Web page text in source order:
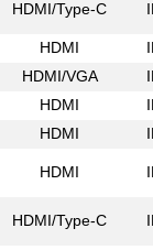
HDMI/Type-C
HDMI
HDMI/VGA
HDMI
HDMI
HDMI
HDMI/Type-C